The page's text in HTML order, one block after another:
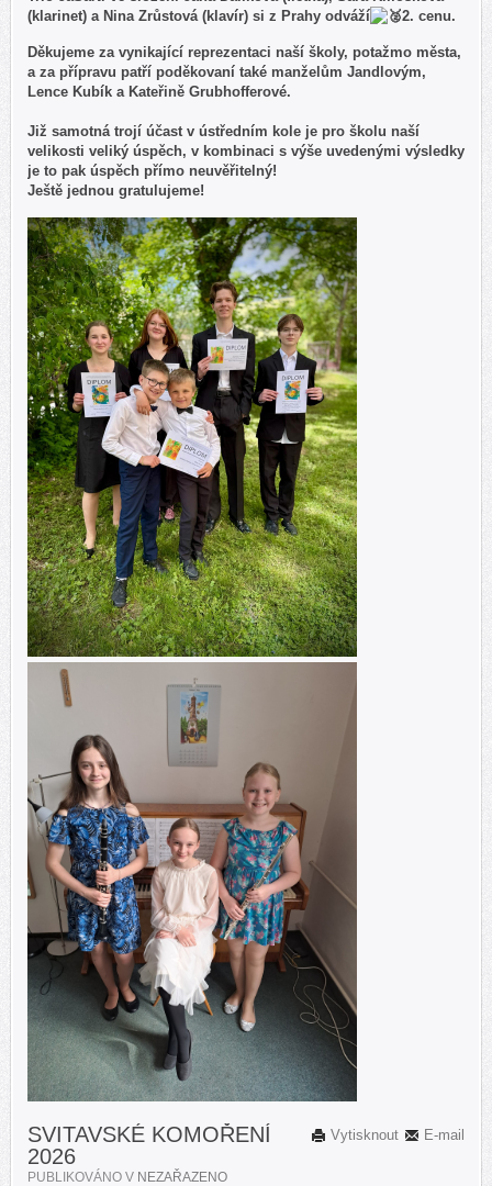
(klarinet) a Nina Zrůstová (klavír) si z Prahy odváží
2. cenu.
Děkujeme za vynikající reprezentaci naší školy, potažmo města,
a za přípravu patří poděkovaní také manželům Jandlovým,
Lence Kubík a Kateřině Grubhofferové.
Již samotná trojí účast v ústředním kole je pro školu naší
velikosti veliký úspěch, v kombinaci s výše uvedenými výsledky
je to pak úspěch přímo neuvěřitelný!
Ještě jednou gratulujeme!
E-mail
Vytisknout
SVITAVSKÉ KOMOŘENÍ
2026
PUBLIKOVÁNO V NEZAŘAZENO